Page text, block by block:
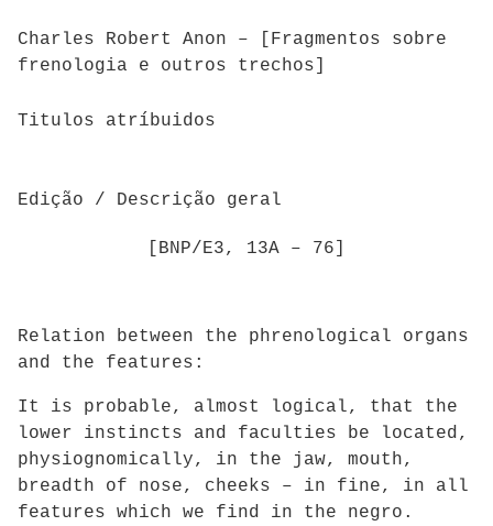
Charles Robert Anon – [Fragmentos sobre
frenologia e outros trechos]
Titulos atríbuidos
Edição / Descrição geral
[BNP/E3, 13A – 76]
Relation between the phrenological organs
and the features:
It is probable, almost logical, that the
lower instincts and faculties be located,
physiognomically, in the jaw, mouth,
breadth of nose, cheeks – in fine, in all
features which we find in the negro.